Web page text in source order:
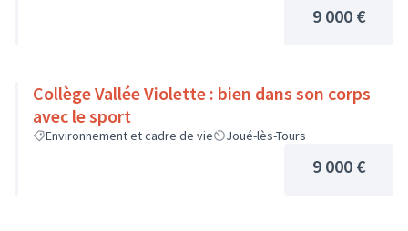
9 000 €
Collège Vallée Violette : bien dans son corps
avec le sport
Environnement et cadre de vie Joué-lès-Tours
9 000 €